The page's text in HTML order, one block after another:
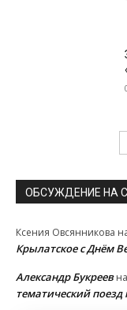
ОБСУЖДЕНИЕ НА
Ксения Овсянникова
Крылатское с Днём
Александр Букреевна
тематический